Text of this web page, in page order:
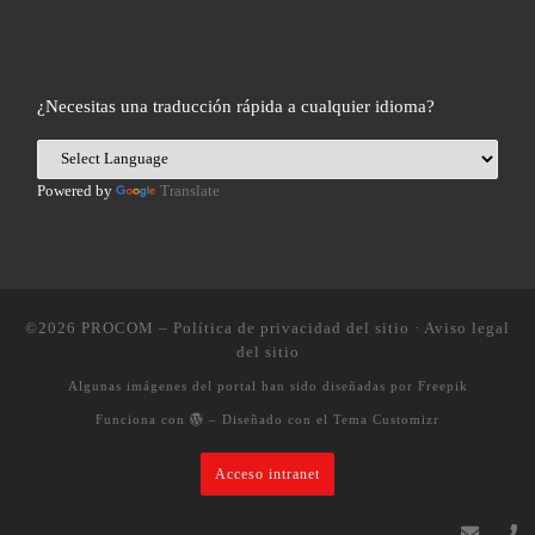
¿Necesitas una traducción rápida a cualquier idioma?
Powered by Translate
©2026 PROCOM – Política de privacidad del sitio · Aviso legal
del sitio
Algunas imágenes del portal han sido diseñadas por Freepik
Funciona con – Diseñado con el Tema Customizr
Acceso intranet